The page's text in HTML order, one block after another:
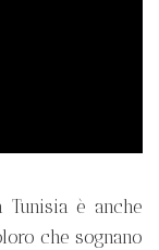
Tunisia è anche
che sognano